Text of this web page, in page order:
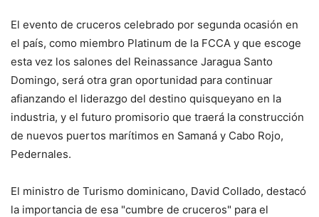
El evento de cruceros celebrado por segunda ocasión en
el país, como miembro Platinum de la FCCA y que escoge
esta vez los salones del Reinassance Jaragua Santo
Domingo, será otra gran oportunidad para continuar
afianzando el liderazgo del destino quisqueyano en la
industria, y el futuro promisorio que traerá la construcción
de nuevos puertos marítimos en Samaná y Cabo Rojo,
Pedernales.
El ministro de Turismo dominicano, David Collado, destacó
la importancia de esa "cumbre de cruceros" para el